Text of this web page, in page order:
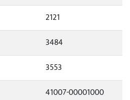
2121
3484
3553
41007-00001000